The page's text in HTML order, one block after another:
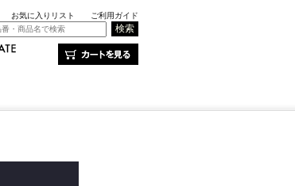
お気に入りリスト ご利用ガイド